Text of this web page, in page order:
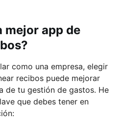
mejor app de
como una empresa, elegir
recibos puede mejorar
de tu gestión de gastos. He
que debes tener en